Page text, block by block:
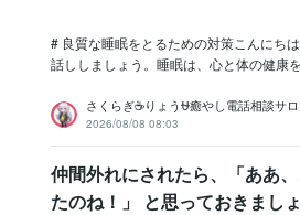
# 良質な睡眠をとるための対策こんにち
話ししましょう。睡眠は、心と体の健康
さくらぎ☕りょう⛎癒やし電話相談サ
2026/08/08 08:03
仲間外れにされたら、「ああ
たのね！」 と思っておきまし